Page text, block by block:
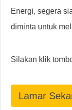
Energi, segera
diminta untuk
Silakan klik
Lamar